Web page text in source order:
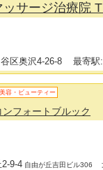
ッサージ治療院
区奥沢4-26-8 最寄駅:
美容・ビューティー
ンフォートブルック
9-4 自由が丘吉田ビル306